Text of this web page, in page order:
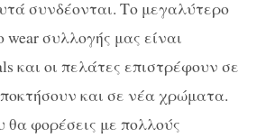
συνδέονται. Το μεγαλύτερο
wear συλλογής μας είναι
και οι πελάτες επιστρέφουν σε
και σε νέα χρώματα.
θα φορέσεις με πολλούς